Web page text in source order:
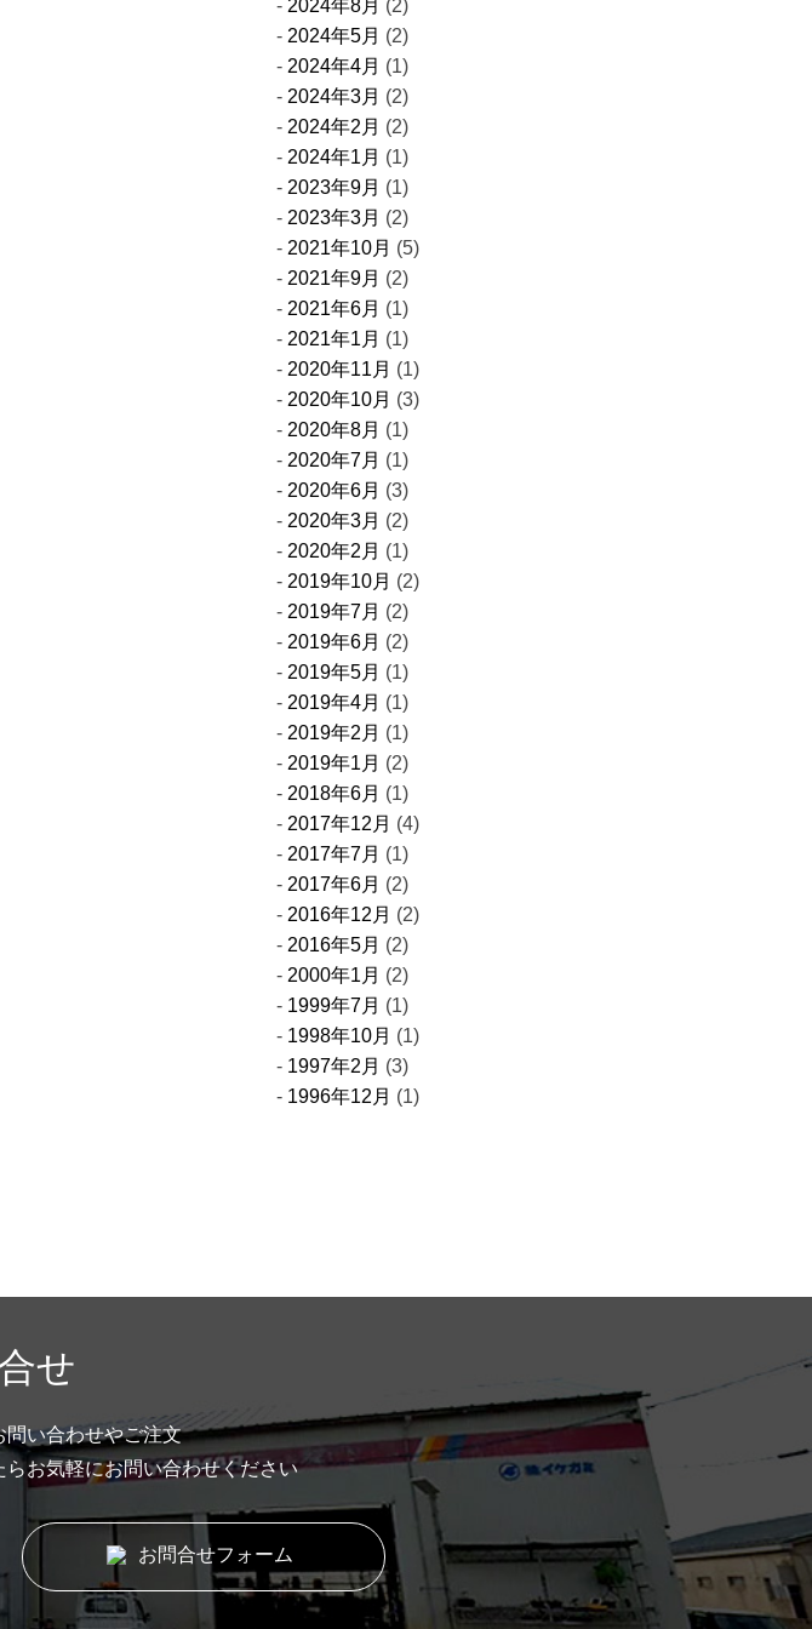
2024年8月 (2)
2024年5月 (2)
2024年4月 (1)
2024年3月 (2)
2024年2月 (2)
2024年1月 (1)
2023年9月 (1)
2023年3月 (2)
2021年10月 (5)
2021年9月 (2)
2021年6月 (1)
2021年1月 (1)
2020年11月 (1)
2020年10月 (3)
2020年8月 (1)
2020年7月 (1)
2020年6月 (3)
2020年3月 (2)
2020年2月 (1)
2019年10月 (2)
2019年7月 (2)
2019年6月 (2)
2019年5月 (1)
2019年4月 (1)
2019年2月 (1)
2019年1月 (2)
2018年6月 (1)
2017年12月 (4)
2017年7月 (1)
2017年6月 (2)
2016年12月 (2)
2016年5月 (2)
2000年1月 (2)
1999年7月 (1)
1998年10月 (1)
1997年2月 (3)
1996年12月 (1)
せ
問い合わせやご注文
らお気軽にお問い合わせください
お問合せフォーム